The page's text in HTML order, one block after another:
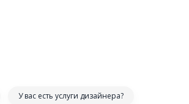
У вас есть услуги дизайнера?